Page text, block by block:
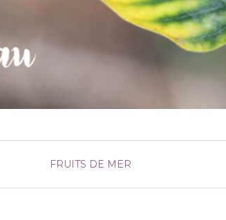
FRUITS DE MER